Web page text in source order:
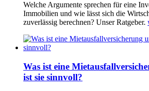
Welche Argumente sprechen für eine
Immobilien und wie lässt sich die
zuverlässig berechnen? Unser Ratgeber.
Was ist eine
ist sie sinnvoll?